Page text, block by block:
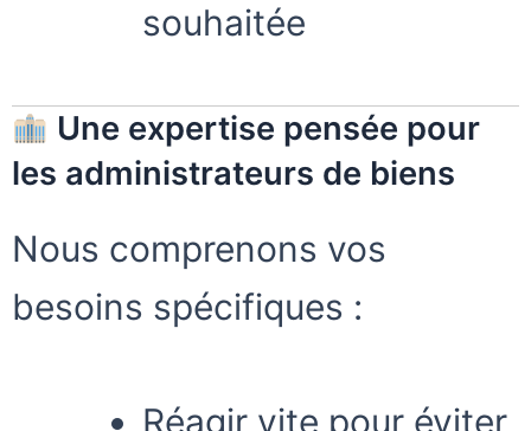
souhaitée
Une expertise pensée pour
les administrateurs de biens
Nous comprenons vos
besoins spécifiques :
Réagir vite pour éviter